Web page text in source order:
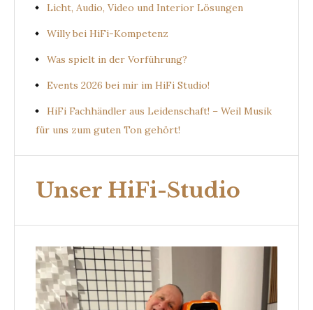
Licht, Audio, Video und Interior Lösungen
Willy bei HiFi-Kompetenz
Was spielt in der Vorführung?
Events 2026 bei mir im HiFi Studio!
HiFi Fachhändler aus Leidenschaft! – Weil Musik
für uns zum guten Ton gehört!
Unser HiFi-Studio